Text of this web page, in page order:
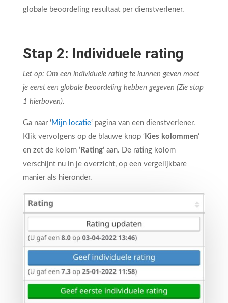
globale beoordeling resultaat per dienstverlener.
Stap 2: Individuele rating
Let op: Om een individuele rating te kunnen geven moet
je eerst een globale beoordeling hebben gegeven (Zie stap
1 hierboven).
Ga naar ‘ Mijn locatie‘ pagina van een dienstverlener.
Klik vervolgens op de blauwe knop ‘ Kies kolommen‘
en zet de kolom ‘ Rating‘ aan. De rating kolom
verschijnt nu in je overzicht, op een vergelijkbare
manier als hieronder.